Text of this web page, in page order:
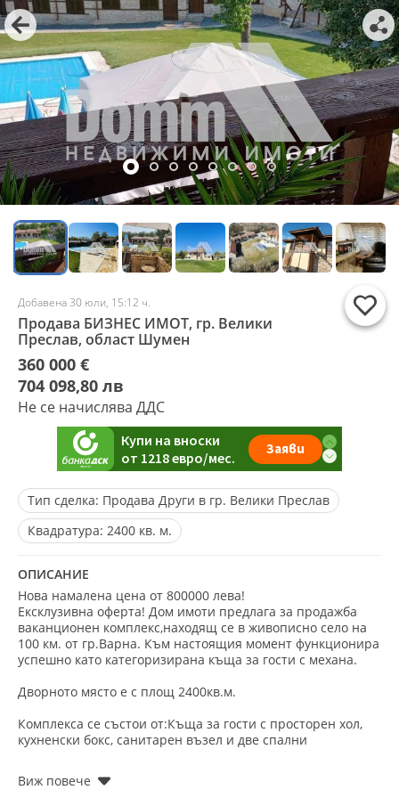
Добавена 30 юли, 15:12 ч.
Продава БИЗНЕС ИМОТ, гр. Велики
Преслав, област Шумен
360 000 €
704 098,80 лв
Не се начислява ДДС
Тип сделка: Продава Други в гр. Велики Преслав
Квадратура: 2400 кв. м.
ОПИСАНИЕ
Нова намалена цена от 800000 лева!
Ексклузивна оферта! Дом имоти предлага за продажба
ваканционен комплекс,находящ се в живописно село на
100 км. от гр.Варна. Към настоящия момент функционира
успешно като категоризирана къща за гости с механа.
Дворното място е с площ 2400кв.м.
Комплекса се състои от:Къща за гости с просторен хол,
кухненски бокс, санитарен възел и две спални
апартамента с дневна с кухненски бокс ,спалня, и